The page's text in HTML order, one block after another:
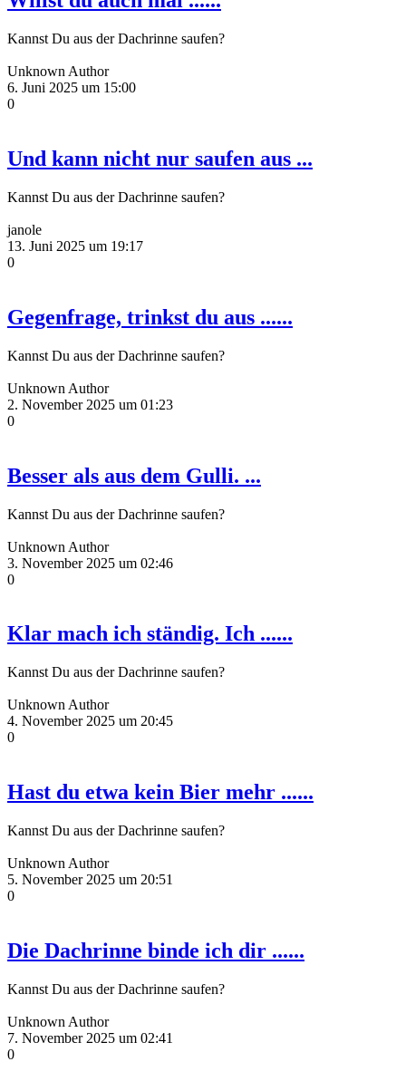
Kannst Du aus der Dachrinne saufen?
Unknown Author
6. Juni 2025 um 15:00
0
Und kann nicht nur saufen aus ...
Kannst Du aus der Dachrinne saufen?
janole
13. Juni 2025 um 19:17
0
Gegenfrage, trinkst du aus ......
Kannst Du aus der Dachrinne saufen?
Unknown Author
2. November 2025 um 01:23
0
Besser als aus dem Gulli. ...
Kannst Du aus der Dachrinne saufen?
Unknown Author
3. November 2025 um 02:46
0
Klar mach ich ständig. Ich ......
Kannst Du aus der Dachrinne saufen?
Unknown Author
4. November 2025 um 20:45
0
Hast du etwa kein Bier mehr ......
Kannst Du aus der Dachrinne saufen?
Unknown Author
5. November 2025 um 20:51
0
Die Dachrinne binde ich dir ......
Kannst Du aus der Dachrinne saufen?
Unknown Author
7. November 2025 um 02:41
0